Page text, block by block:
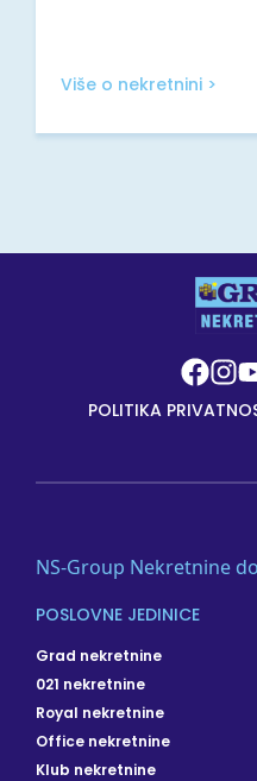
Više o nekretnini >
POLITIKA
NS-Group Nekretnine
POSLOVNE JEDINICE
Grad nekretnine
021 nekretnine
Royal nekretnine
Office nekretnine
Klub nekretnine